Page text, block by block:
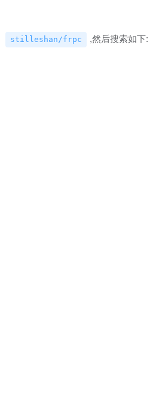
stilleshan/frpc ,然后搜索如下: